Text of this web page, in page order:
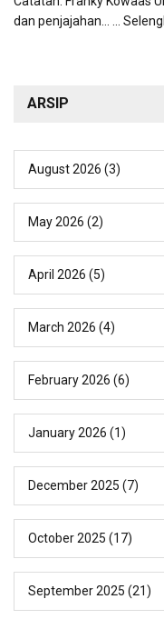
dan penjajahan...
...
ARSIP
August 2026 (3)
May 2026 (2)
April 2026 (5)
March 2026 (4)
February 2026 (6)
January 2026 (1)
December 2025 (7)
October 2025 (17)
September 2025 (21)